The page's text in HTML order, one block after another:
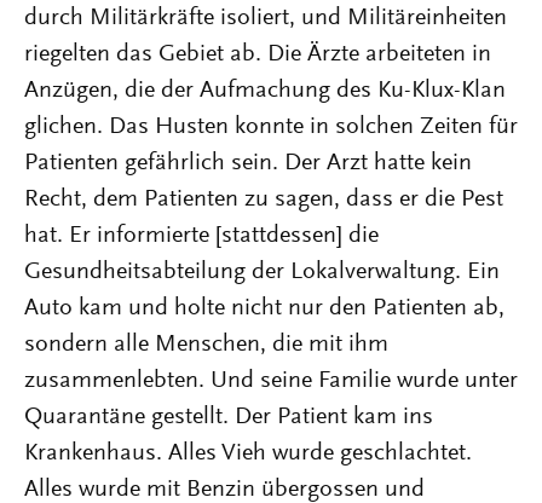
durch Militärkräfte isoliert, und Militäreinheiten
riegelten das Gebiet ab. Die Ärzte arbeiteten in
Anzügen, die der Aufmachung des Ku-Klux-Klan
glichen. Das Husten konnte in solchen Zeiten für
Patienten gefährlich sein. Der Arzt hatte kein
Recht, dem Patienten zu sagen, dass er die Pest
hat. Er informierte [stattdessen] die
Gesundheitsabteilung der Lokalverwaltung. Ein
Auto kam und holte nicht nur den Patienten ab,
sondern alle Menschen, die mit ihm
zusammenlebten. Und seine Familie wurde unter
Quarantäne gestellt. Der Patient kam ins
Krankenhaus. Alles Vieh wurde geschlachtet.
Alles wurde mit Benzin übergossen und